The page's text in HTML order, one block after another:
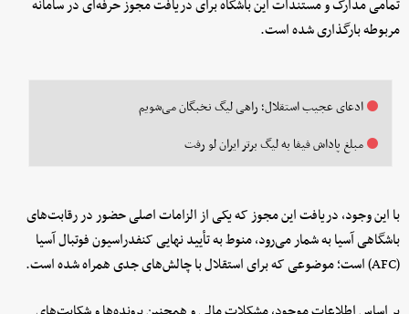
تمامی مدارک و مستندات این باشگاه برای دریافت مجوز حرفه‌ای در سامانه
مربوطه بارگذاری شده است.
ادعای عجیب استقلال؛ راهی لیگ نخبگان می‌شویم
مبلغ پاداش فیفا به لیگ برتر ایران لو رفت
با این وجود، دریافت این مجوز که یکی از الزامات اصلی حضور در رقابت‌های
باشگاهی آسیا به شمار می‌رود، منوط به تأیید نهایی کنفدراسیون فوتبال آسیا
(AFC) است؛ موضوعی که برای استقلال با چالش‌های جدی همراه شده است.